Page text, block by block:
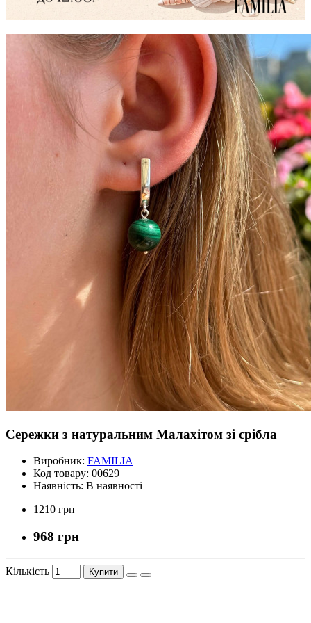
Сережки з натуральним Малахітом зі срібла
Виробник: FAMILIA
Код товару: 00629
Наявність: В наявності
1210 грн
968 грн
Кількість Купити